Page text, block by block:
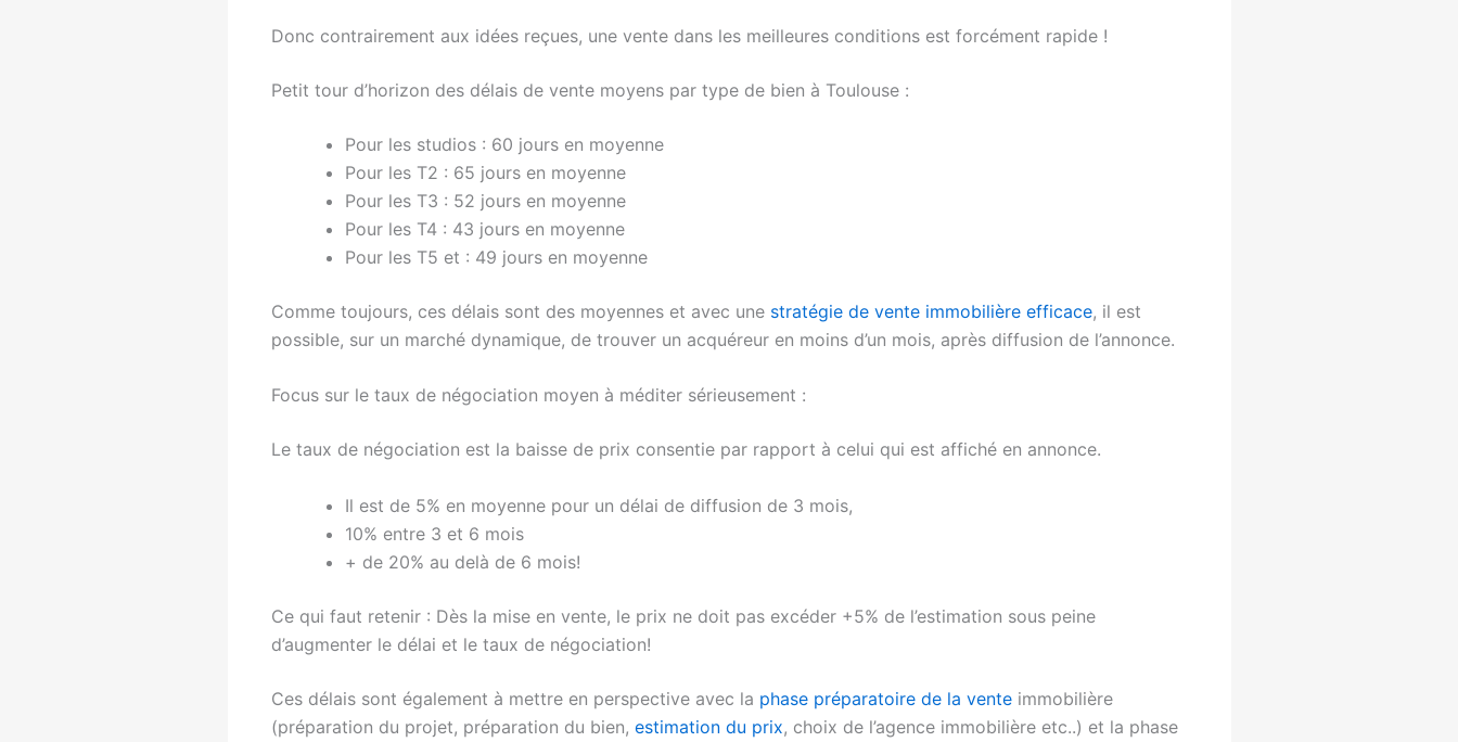
Donc contrairement aux idées reçues, une vente dans les meilleures conditions est forcément rapide !
Petit tour d’horizon des délais de vente moyens par type de bien à Toulouse :
Pour les studios : 60 jours en moyenne
Pour les T2 : 65 jours en moyenne
Pour les T3 : 52 jours en moyenne
Pour les T4 : 43 jours en moyenne
Pour les T5 et : 49 jours en moyenne
Comme toujours, ces délais sont des moyennes et avec une stratégie de vente immobilière efficace, il est
possible, sur un marché dynamique, de trouver un acquéreur en moins d’un mois, après diffusion de l’annonce.
Focus sur le taux de négociation moyen à méditer sérieusement :
Le taux de négociation est la baisse de prix consentie par rapport à celui qui est affiché en annonce.
Il est de 5% en moyenne pour un délai de diffusion de 3 mois,
10% entre 3 et 6 mois
+ de 20% au delà de 6 mois!
Ce qui faut retenir : Dès la mise en vente, le prix ne doit pas excéder +5% de l’estimation sous peine
d’augmenter le délai et le taux de négociation!
Ces délais sont également à mettre en perspective avec la phase préparatoire de la venteimmobilière
(préparation du projet, préparation du bien, estimation du prix, choix de l’agence immobilière etc..) et la phase